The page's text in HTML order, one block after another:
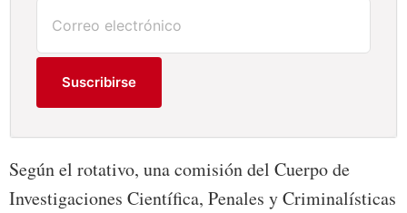
Suscribirse
Según el rotativo, una comisión del Cuerpo de
Investigaciones Científica, Penales y Criminalísticas